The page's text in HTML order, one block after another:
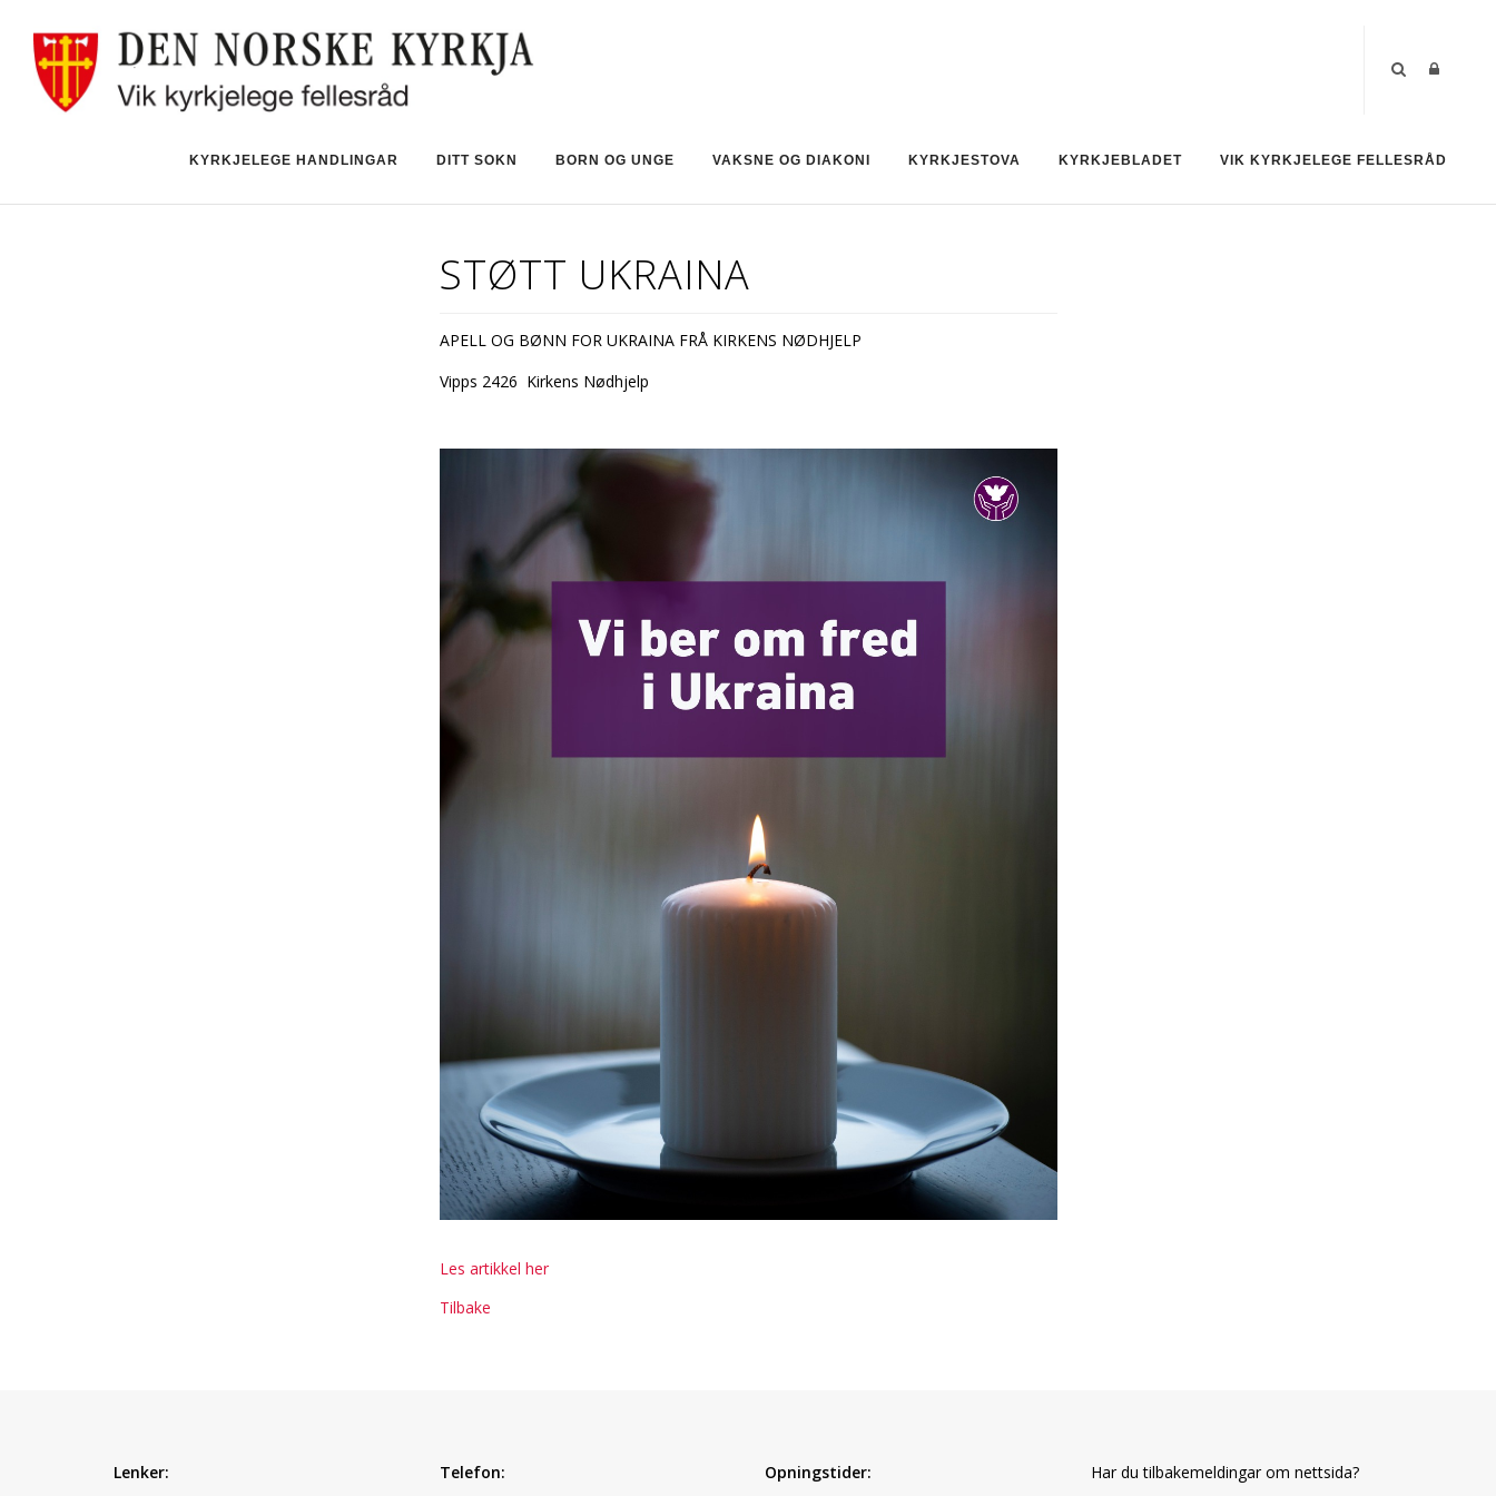
KYRKJELEGE HANDLINGAR DITT SOKN BORN OG UNGE VAKSNE OG DIAKONI KYRKJESTOVA KYRKJEBLADET VIK KYRKJELEGE FELLESRÅD
STØTT UKRAINA
APELL OG BØNN FOR UKRAINA FRÅ KIRKENS NØDHJELP
Vipps 2426 Kirkens Nødhjelp
Les artikkel her
Tilbake
Lenker: Telefon: Opningstider:
Har du tilbakemeldingar om nettsida?